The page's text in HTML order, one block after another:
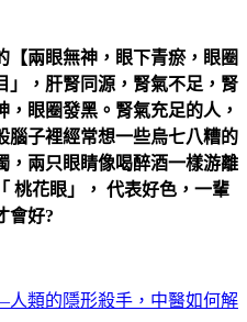
兩眼無神，眼下青瘀，眼圈
」，肝腎同源，腎氣不足，腎
眼圈發黑。腎氣充足的人，
腦子裡經常想一些烏七八糟的
，兩只眼睛像喝醉酒一樣游離
桃花眼」， 代表好色，一輩
會好?
類的隱形殺手，中醫如何解